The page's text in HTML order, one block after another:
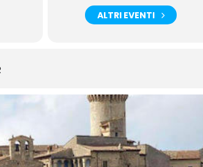
ALTRI EVENTI